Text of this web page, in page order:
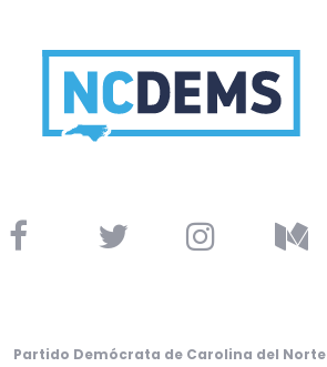
Partido Demócrata de Carolina del Norte